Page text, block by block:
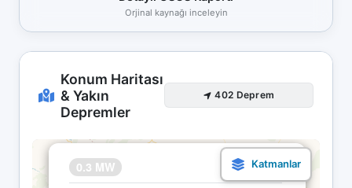
Orjinal kaynağı inceleyin
Konum Haritası
& Yakın
Depremler
402 Deprem
0.3 MW 10.05 21:32
×